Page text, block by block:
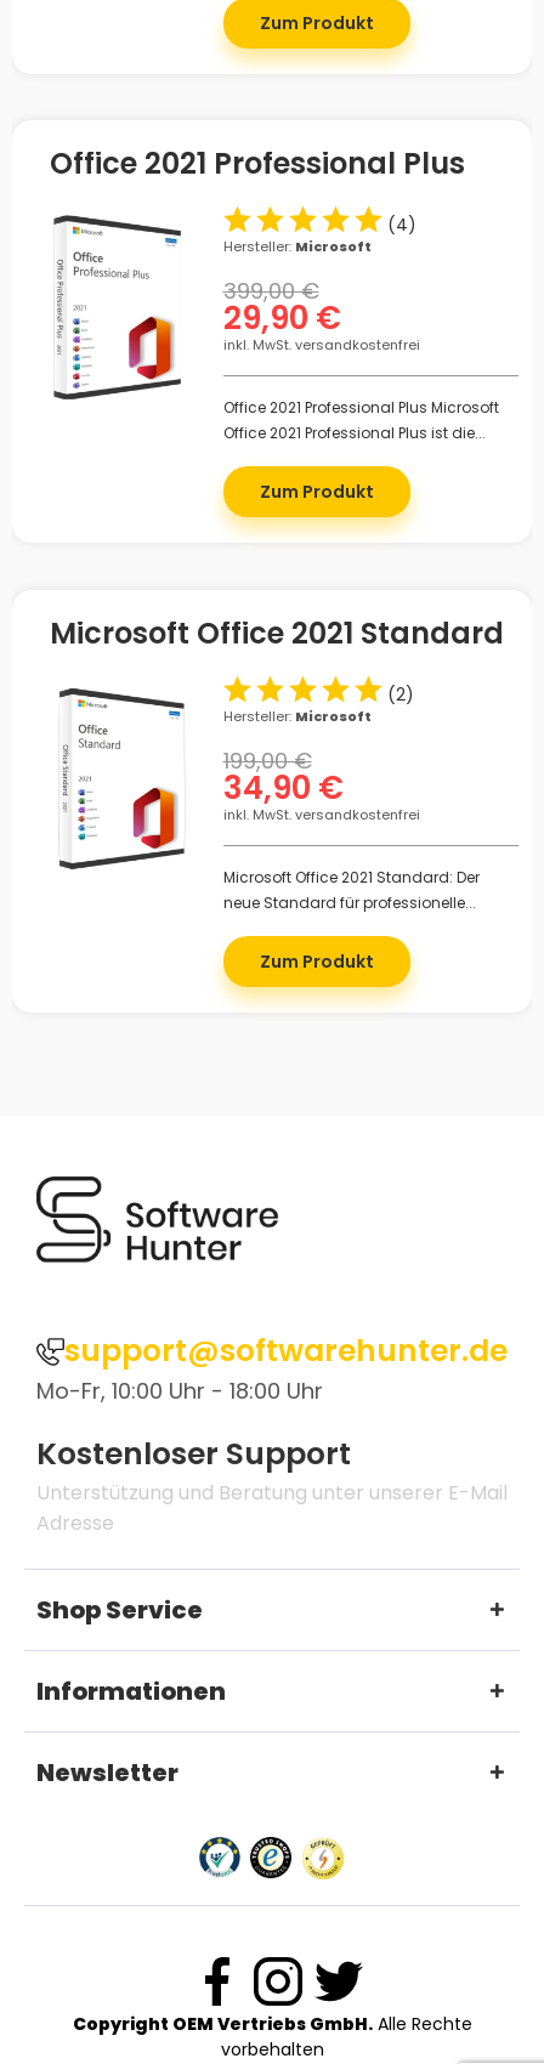
Zum Produkt
Office 2021 Professional Plus
(4)
Hersteller: Microsoft
29,90 €
399,00 €
inkl. MwSt. versandkostenfrei
Office 2021 Professional Plus Microsoft
Office 2021 Professional Plus ist die...
Zum Produkt
Microsoft Office 2021 Standard
(2)
Hersteller: Microsoft
34,90 €
199,00 €
inkl. MwSt. versandkostenfrei
Microsoft Office 2021 Standard: Der
neue Standard für professionelle...
Zum Produkt
support@softwarehunter.de
Mo-Fr, 10:00 Uhr - 18:00 Uhr
Kostenloser Support
Unterstützung und Beratung unter unserer E-Mail
Adresse
Shop Service
Informationen
Newsletter
Copyright OEM Vertriebs GmbH.Alle Rechte
vorbehalten